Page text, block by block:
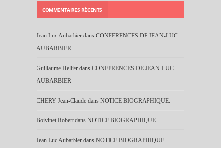
COMMENTAIRES RÉCENTS
Jean Luc Aubarbier dans CONFERENCES DE JEAN-LUC
AUBARBIER
Guillaume Hellier dans CONFERENCES DE JEAN-LUC
AUBARBIER
CHERY Jean-Claude dans NOTICE BIOGRAPHIQUE.
Boivinet Robert dans NOTICE BIOGRAPHIQUE.
Jean Luc Aubarbier dans NOTICE BIOGRAPHIQUE.